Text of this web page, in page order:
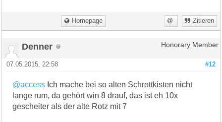
Homepage Zitieren
Denner Honorary Member
#12
07.05.2015, 22:58
@access Ich mache bei so alten Schrottkisten nicht
lange rum, da gehört win 8 drauf, das ist eh 10x
gescheiter als der alte Rotz mit 7